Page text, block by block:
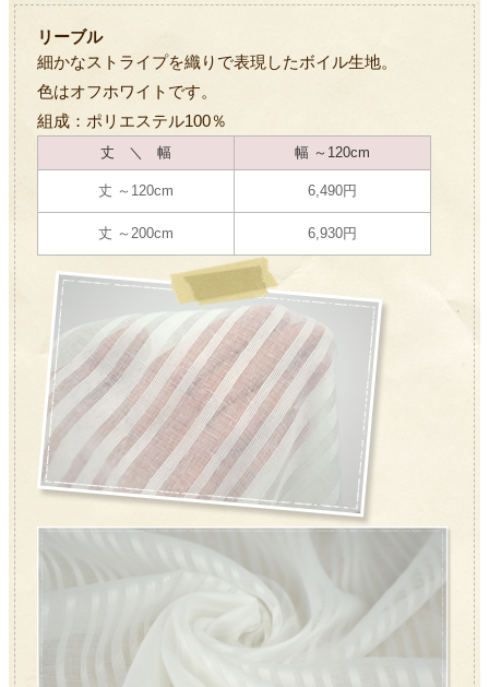
リーブル
細かなストライプを織りで表現したボイル生地。
色はオフホワイトです。
組成：ポリエステル100％
丈 ＼ 幅 幅 ～120cm
丈 ～120cm 6,490円
丈 ～200cm 6,930円